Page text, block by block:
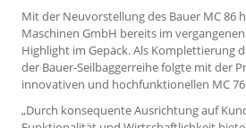
Mit der Neuvorstellung des Bauer MC 86
Maschinen GmbH bereits im
Highlight im Gepäck. Als Komplettierung
der Bauer-Seilbaggerreihe folgte mit der
innovativen und hochfunktionellen MC
„Durch konsequente Ausrichtung auf